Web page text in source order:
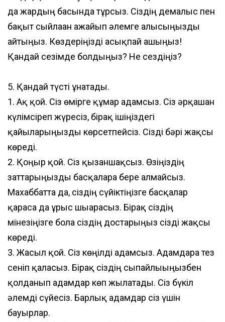
да жардың басында тұрсыз. Сіздің демалыс пен
бақыт сыйлаған ғажайып әлемге алғысыңызды
айтыңыз. Көздеріңізді асықпай ашыңыз!
Қандай сезімде болдыңыз? Не сездіңіз?
5. Қандай түсті ұнатады.
1. Ақ қой. Сіз өмірге құмар адамсыз. Сіз әрқашан
күлімсіреп жүресіз, бірақ ішіңіздегі
қайғыларыңызды көрсетпейсіз. Сізді бәрі жақсы
көреді.
2. Қоңыр қой. Сіз қызғаншақсыз. Өзіңіздің
заттарыңызды басқаларға бере алмайсыз.
Махаббатта да, сіздің сүйіктіңізге басқалар
қараса да ұрыс шығарасыз. Бірақ сіздің
мінезіңізге бола сіздің достарыңыз сізді жақсы
көреді.
3. Жасыл қой. Сіз көңілді адамсыз. Адамдарға тез
сеніп қаласыз. Бірақ сіздің сыпайлығыңызбен
қолданып адамдар көп жылатады. Сіз бүкіл
әлемді сүйесіз. Барлық адамдар сіз үшін
бауырлар.